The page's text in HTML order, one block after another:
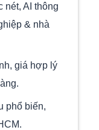
nét, AI thông
& nhà
giá hợp lý
phổ biến,